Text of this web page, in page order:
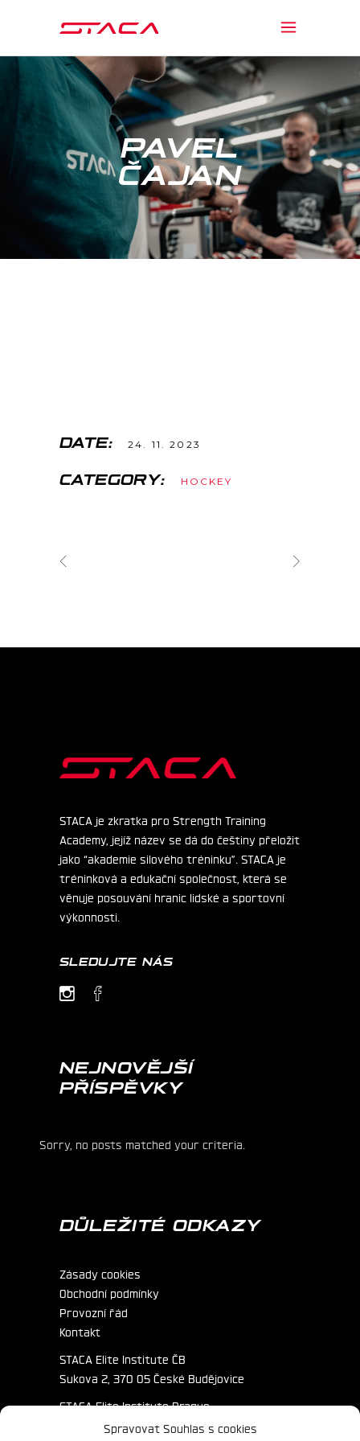
Spravovat Souhlas s cookies
PAVEL
ČAJAN
DATE: 24. 11. 2023
CATEGORY: HOCKEY
STACA je zkratka pro Strength Training
Academy, jejíž název se dá do češtiny přeložit
jako “akademie silového tréninku”. STACA je
tréninková a edukační společnost, která se
věnuje posouvání hranic lidské a sportovní
výkonnosti.
SLEDUJTE NÁS
NEJNOVĚJŠÍ
PŘÍSPĚVKY
Sorry, no posts matched your criteria.
DŮLEŽITÉ ODKAZY
Zásady cookies
Obchodní podmínky
Provozní řád
Kontakt
STACA Elite Institute ČB
Sukova 2, 370 05 České Budějovice
STACA Elite Institute Prague
Primátorská 172/3, 180 00 Praha